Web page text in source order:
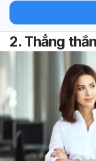
2. Thẳng